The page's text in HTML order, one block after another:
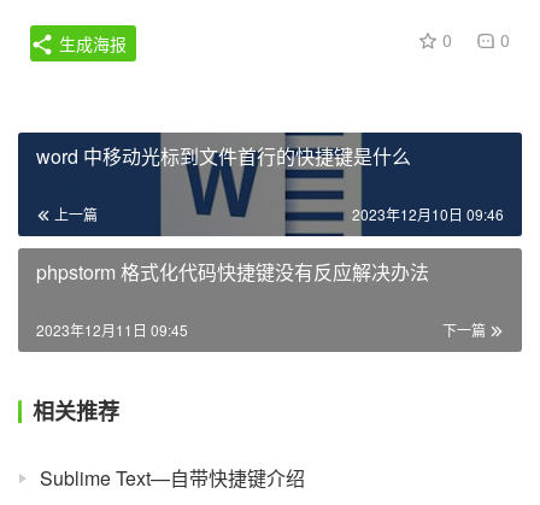
0 0
生成海报
word 中移动光标到文件首行的快捷键是什么
上一篇 2023年12月10日 09:46
phpstorm 格式化代码快捷键没有反应解决办法
下一篇
2023年12月11日 09:45
相关推荐
Sublime Text—自带快捷键介绍